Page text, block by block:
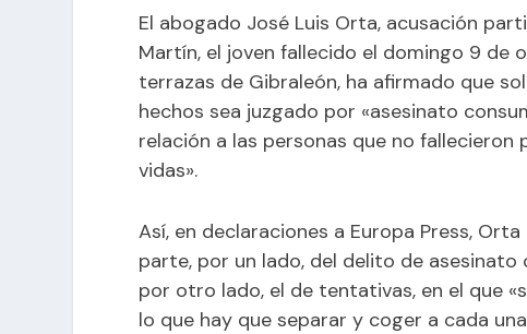
El abogado José Luis Orta, acusación
Martín, el joven fallecido el domingo 9
terrazas de Gibraleón, ha afirmado que
hechos sea juzgado por «asesinato
relación a las personas que no
vidas».
Así, en declaraciones a Europa Press,
parte, por un lado, del delito de
por otro lado, el de tentativas, en el que
lo que hay que separar y coger a cada